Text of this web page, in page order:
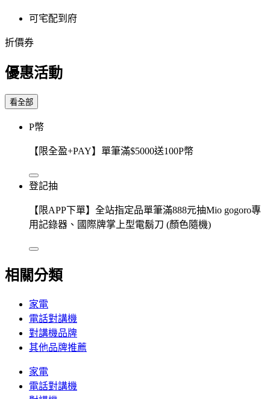
可宅配到府
折價券
優惠活動
看全部
P幣
【限全盈+PAY】單筆滿$5000送100P幣
登記抽
【限APP下單】全站指定品單筆滿888元抽Mio gogoro專
用記錄器、國際牌掌上型電鬍刀 (顏色隨機)
相關分類
家電
電話對講機
對講機品牌
其他品牌推薦
家電
電話對講機